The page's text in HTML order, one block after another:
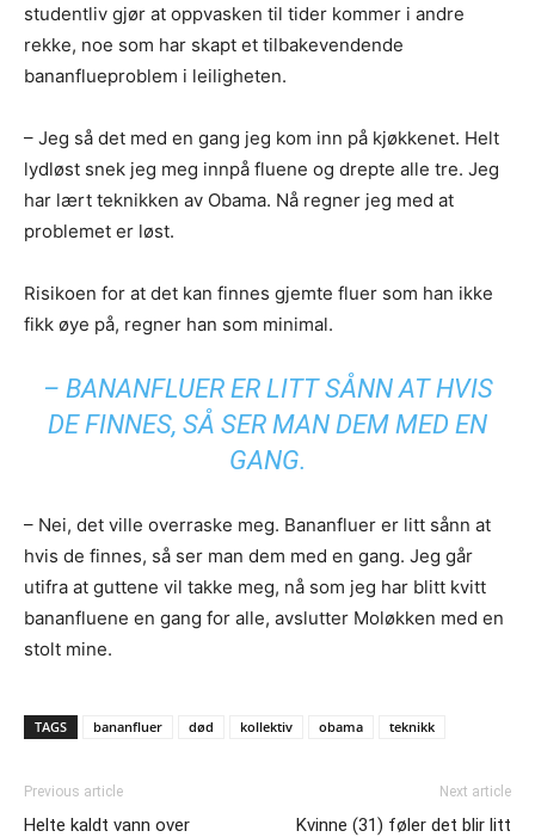
studentliv gjør at oppvasken til tider kommer i andre
rekke, noe som har skapt et tilbakevendende
bananflueproblem i leiligheten.
– Jeg så det med en gang jeg kom inn på kjøkkenet. Helt
lydløst snek jeg meg innpå fluene og drepte alle tre. Jeg
har lært teknikken av Obama. Nå regner jeg med at
problemet er løst.
Risikoen for at det kan finnes gjemte fluer som han ikke
fikk øye på, regner han som minimal.
– BANANFLUER ER LITT SÅNN AT HVIS
DE FINNES, SÅ SER MAN DEM MED EN
GANG.
– Nei, det ville overraske meg. Bananfluer er litt sånn at
hvis de finnes, så ser man dem med en gang. Jeg går
utifra at guttene vil takke meg, nå som jeg har blitt kvitt
bananfluene en gang for alle, avslutter Moløkken med en
stolt mine.
TAGS bananfluer død kollektiv obama teknikk
Previous article
Helte kaldt vann over
Next article
Kvinne (31) føler det blir litt